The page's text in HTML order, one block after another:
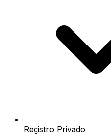
Registro Privado